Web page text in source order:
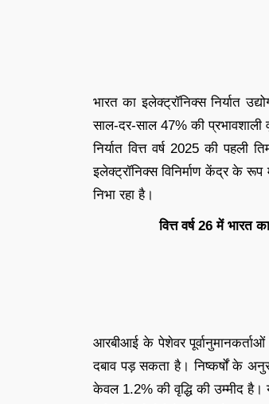
भारत का इलेक्ट्रॉनिक्स निर्यात
साल-दर-साल 47% की प्रभावशाली
निर्यात वित्त वर्ष 2025 की
इलेक्ट्रॉनिक्स विनिर्माण केंद्र के
निभा रहा है।
वित्त वर्ष 26 में भारत
आरबीआई के पेशेवर
दबाव पड़ सकता है। निष्कर्षों के
केवल 1.2% की वृद्धि की उम्मीद है।